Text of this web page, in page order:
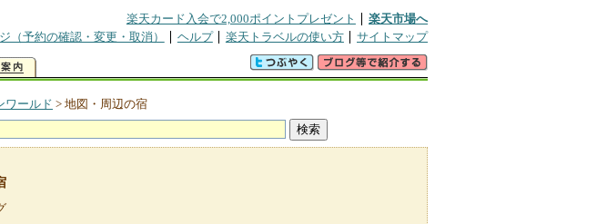
楽天カード入会で2,000ポイントプレゼント
楽天市場へ
（予約の確認・変更・取消） ヘルプ 楽天トラベルの使い方 サイトマップ
ワールド > 地図・周辺の宿